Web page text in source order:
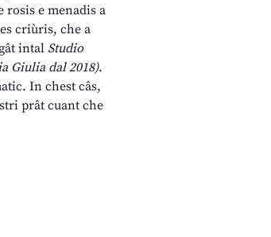
rosis e menadis a
criùris, che a
intal Studio
Giulia dal 2018).
In chest câs,
prât cuant che